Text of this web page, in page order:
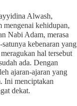
Alwash,
mengenai kehidupan,
Nabi Adam, merasa
kebenaran yang
hal tersebut
ada. Dengan
ajaran-ajaran yang
Ini menciptakan
dekat.